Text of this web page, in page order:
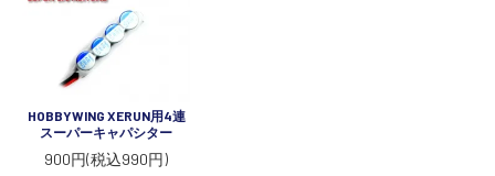
HOBBYWING XERUN用4連
スーパーキャパシター
900円(税込990円)